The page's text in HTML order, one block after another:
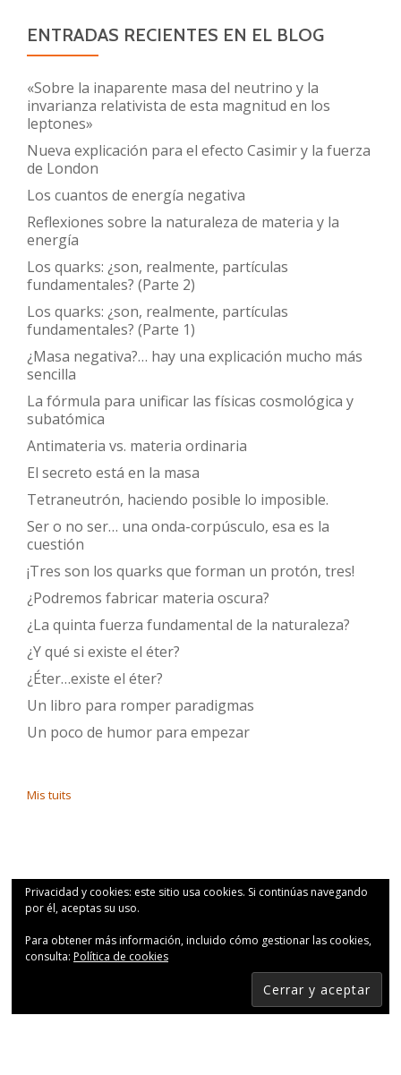
ENTRADAS RECIENTES EN EL BLOG
«Sobre la inaparente masa del neutrino y la
invarianza relativista de esta magnitud en los
leptones»
Nueva explicación para el efecto Casimir y la fuerza
de London
Los cuantos de energía negativa
Reflexiones sobre la naturaleza de materia y la
energía
Los quarks: ¿son, realmente, partículas
fundamentales? (Parte 2)
Los quarks: ¿son, realmente, partículas
fundamentales? (Parte 1)
¿Masa negativa?… hay una explicación mucho más
sencilla
La fórmula para unificar las físicas cosmológica y
subatómica
Antimateria vs. materia ordinaria
El secreto está en la masa
Tetraneutrón, haciendo posible lo imposible.
Ser o no ser… una onda-corpúsculo, esa es la
cuestión
¡Tres son los quarks que forman un protón, tres!
¿Podremos fabricar materia oscura?
¿La quinta fuerza fundamental de la naturaleza?
¿Y qué si existe el éter?
¿Éter…existe el éter?
Un libro para romper paradigmas
Un poco de humor para empezar
Mis tuits
Privacidad y cookies: este sitio usa cookies. Si continúas navegando
por él, aceptas su uso.
Para obtener más información, incluido cómo gestionar las cookies,
consulta: Política de cookies